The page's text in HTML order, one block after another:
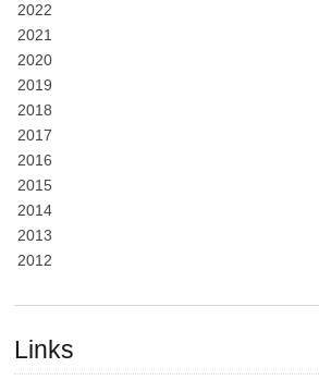
2022
2021
2020
2019
2018
2017
2016
2015
2014
2013
2012
Links